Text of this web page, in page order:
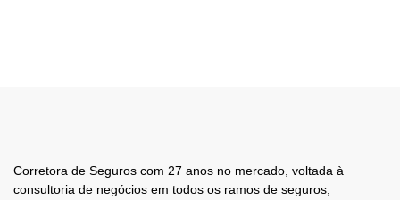
Corretora de Seguros com 27 anos no mercado, voltada à
consultoria de negócios em todos os ramos de seguros,